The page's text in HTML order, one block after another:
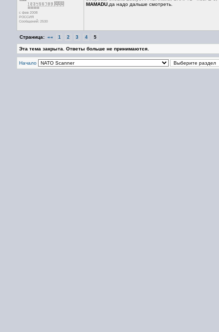
с фев 2008
РОССИЯ
Сообщений: 2530
MAMADU ,да надо дальше смотреть.
Страница: «« 1 2 3 4 5
Эта тема закрыта. Ответы больше не принимаются.
Начало